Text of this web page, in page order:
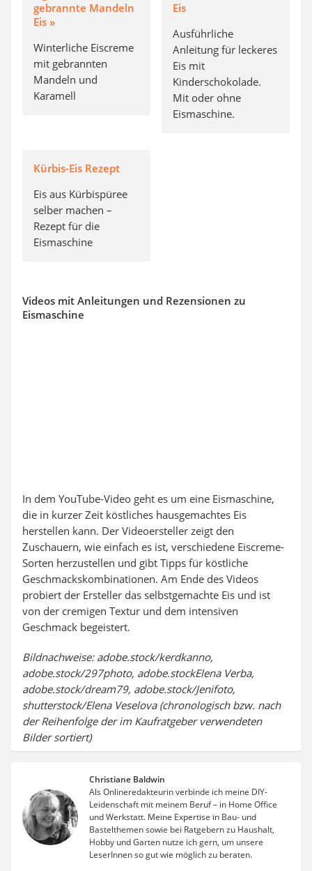
gebrannte Mandeln
Eis »
Winterliche Eiscreme
mit gebrannten
Mandeln und
Karamell
Eis
Ausführliche
Anleitung für leckeres
Eis mit
Kinderschokolade.
Mit oder ohne
Eismaschine.
Kürbis-Eis Rezept
Eis aus Kürbispüree
selber machen –
Rezept für die
Eismaschine
Videos mit Anleitungen und Rezensionen zu
Eismaschine
In dem YouTube-Video geht es um eine Eismaschine,
die in kurzer Zeit köstliches hausgemachtes Eis
herstellen kann. Der Videoersteller zeigt den
Zuschauern, wie einfach es ist, verschiedene Eiscreme-
Sorten herzustellen und gibt Tipps für köstliche
Geschmackskombinationen. Am Ende des Videos
probiert der Ersteller das selbstgemachte Eis und ist
von der cremigen Textur und dem intensiven
Geschmack begeistert.
Bildnachweise: adobe.stock/kerdkanno,
adobe.stock/297photo, adobe.stockElena Verba,
adobe.stock/dream79, adobe.stock/Jenifoto,
shutterstock/Elena Veselova (chronologisch bzw. nach
der Reihenfolge der im Kaufratgeber verwendeten
Bilder sortiert)
Christiane Baldwin
Als Onlineredakteurin verbinde ich meine DIY-
Leidenschaft mit meinem Beruf – in Home Office
und Werkstatt. Meine Expertise in Bau- und
Bastelthemen sowie bei Ratgebern zu Haushalt,
Hobby und Garten nutze ich gern, um unsere
LeserInnen so gut wie möglich zu beraten.